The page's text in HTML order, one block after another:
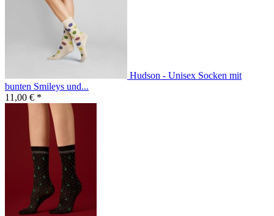
Hudson - Unisex Socken mit
bunten Smileys und...
11,00 € *